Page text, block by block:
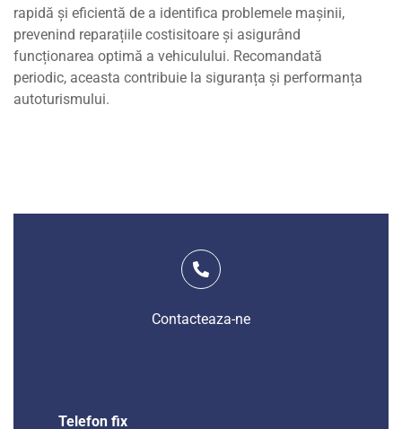
rapidă și eficientă de a identifica problemele mașinii,
prevenind reparațiile costisitoare și asigurând
funcționarea optimă a vehiculului. Recomandată
periodic, aceasta contribuie la siguranța și performanța
autoturismului.
Contacteaza-ne
Telefon fix